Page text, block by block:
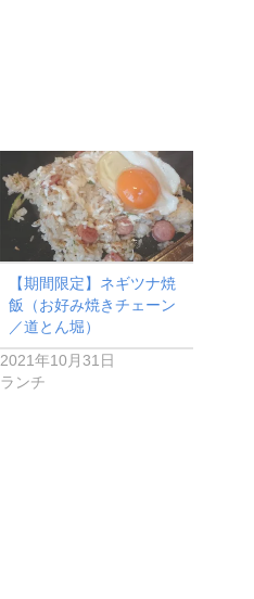
【期間限定】ネギツナ焼
飯（お好み焼きチェーン
／道とん堀）
2021年10月31日
ランチ